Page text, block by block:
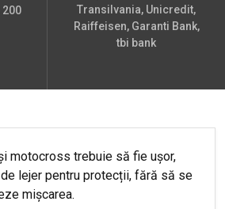
200
Transilvania, Unicredit,
Raiffeisen, Garanti Bank,
tbi bank
motocross trebuie să fie ușor,
lejer pentru protecții, fără să se
mișcarea.